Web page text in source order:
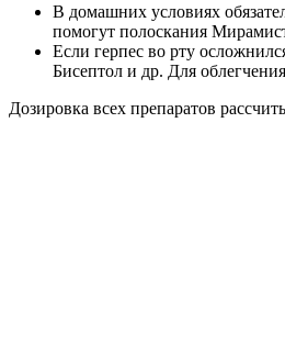
В домашних условиях
помогут полоскания
Если герпес во рту
Бисептол и др. Для
Дозировка всех препаратов